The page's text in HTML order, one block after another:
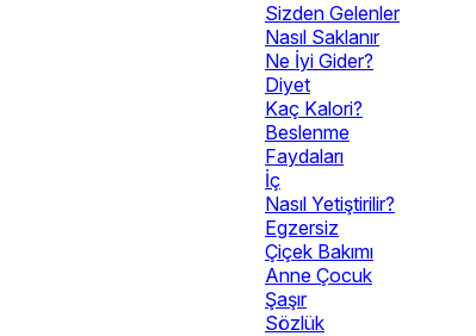
Sizden Gelenler
Nasıl Saklanır
Ne İyi Gider?
Diyet
Kaç Kalori?
Beslenme
Faydaları
İç
Nasıl Yetiştirilir?
Egzersiz
Çiçek Bakımı
Anne Çocuk
Şaşır
Sözlük